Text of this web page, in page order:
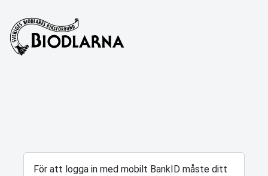
För att logga in med mobilt BankID måste ditt